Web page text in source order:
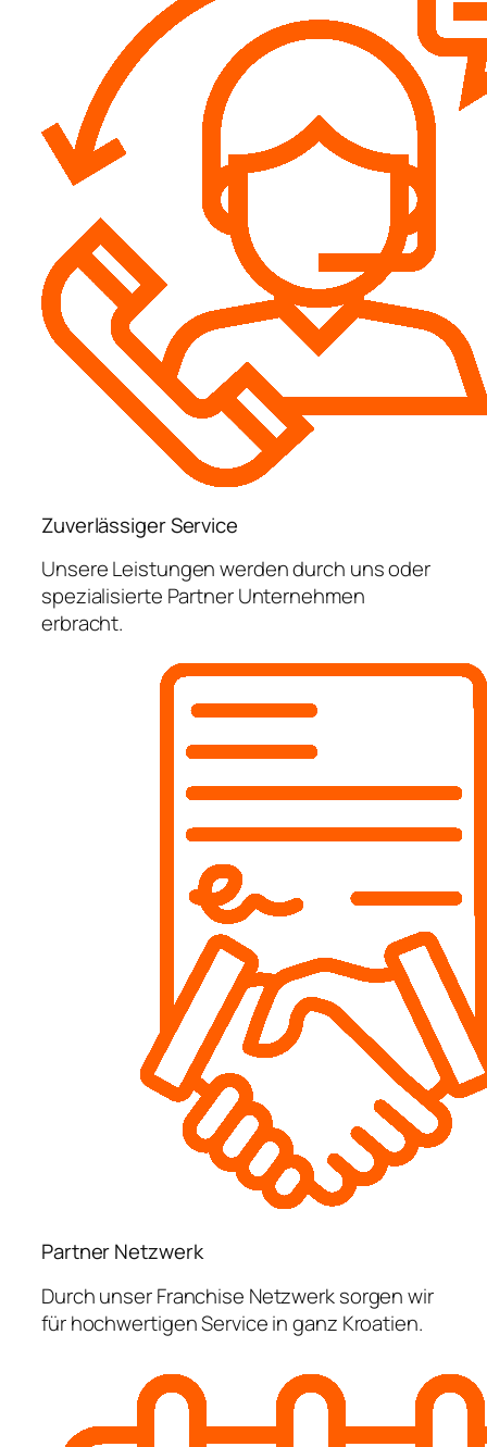
Zuverlässiger Service
Unsere Leistungen werden durch uns oder
spezialisierte Partner Unternehmen
erbracht.
Partner Netzwerk
Durch unser Franchise Netzwerk sorgen wir
für hochwertigen Service in ganz Kroatien.